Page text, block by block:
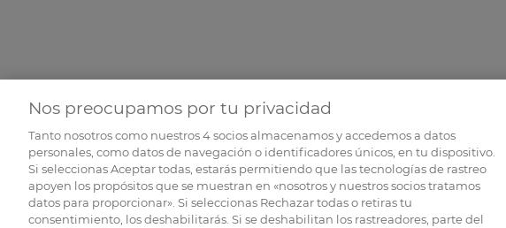
Nos preocupamos por tu privacidad
Tanto nosotros como nuestros4socios almacenamos y accedemos a datos
personales, como datos de navegación o identificadores únicos, en tu dispositivo.
Si seleccionas Aceptar todas, estarás permitiendo que las tecnologías de rastreo
apoyen los propósitos que se muestran en «nosotros y nuestros socios tratamos
datos para proporcionar». Si seleccionas Rechazar todas o retiras tu
consentimiento, los deshabilitarás. Si se deshabilitan los rastreadores, parte del